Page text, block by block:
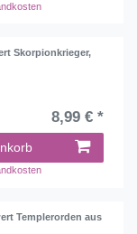
Skorpionkrieger,
8,99 € *
Templerorden aus